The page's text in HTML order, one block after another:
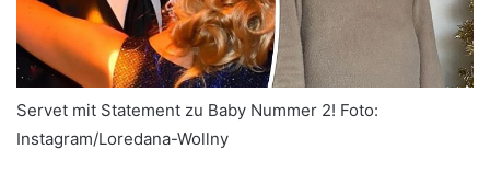
Servet mit Statement zu Baby Nummer 2! Foto:
Instagram/Loredana-Wollny